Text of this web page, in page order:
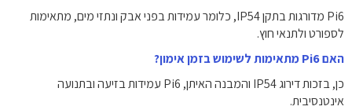
Pi6 מדורגות בתקן IP54, כלומר עמידות בפני אבק ונתזי מים, מתאימות
לספורט ולתנאי חוץ.
האם Pi6 מתאימות לשימוש בזמן אימון?
כן, בזכות דירוג IP54 והמבנה האיתן, Pi6 עמידות בזיעה ובתנועה
אינטנסיבית.